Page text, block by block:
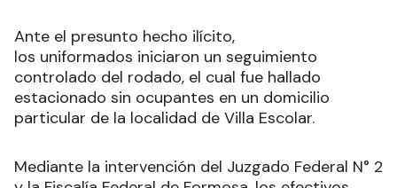
Ante el presunto hecho ilícito,
los uniformados iniciaron un seguimiento
controlado del rodado, el cual fue hallado
estacionado sin ocupantes en un domicilio
particular de la localidad de Villa Escolar.
Mediante la intervención del Juzgado Federal N° 2